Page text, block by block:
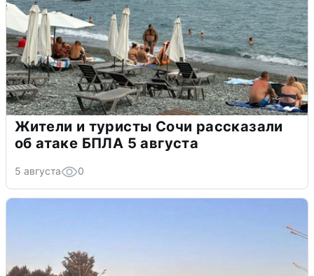
Жители и туристы Сочи рассказали
об атаке БПЛА 5 августа
5 августа 0